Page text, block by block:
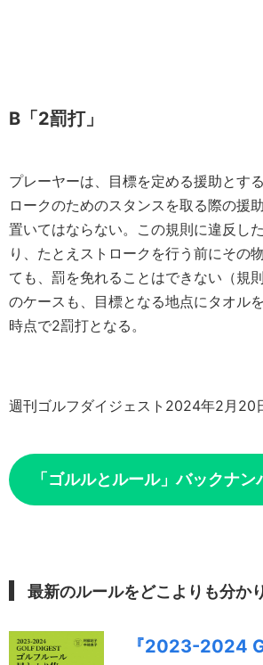
B「2罰打」
プレーヤーは、目標を定める援助とす
ロークのためのスタンスを取る際の援
置いてはならない。この規則に違反し
り、たとえストロークを行う前にその
ても、罰を免れることはできない（規
のケースも、目標となる地点にタオル
時点で2罰打となる。
週刊ゴルフダイジェスト2024年2月20
「ゴルルとルール」バックナン
最新のルールをどこよりも分か
『2023-2024